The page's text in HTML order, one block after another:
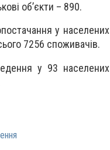
об’єкти – 890.
у населених
7256 споживачів.
у 93 населених